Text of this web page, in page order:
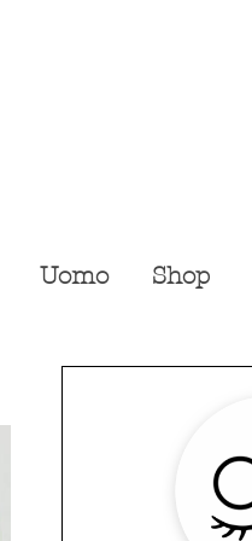
Uomo Shop